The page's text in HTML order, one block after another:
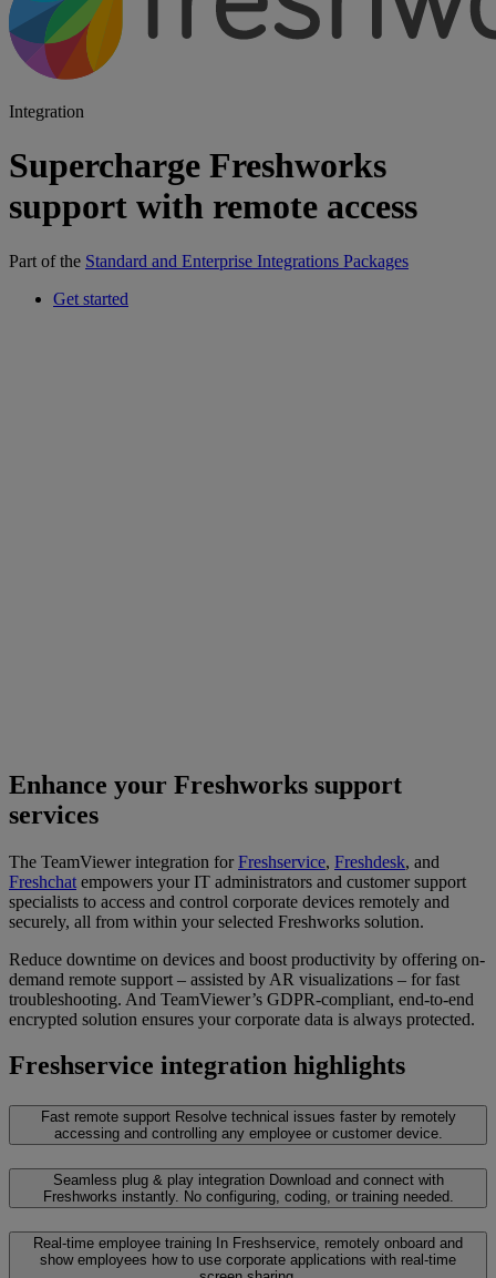
Integration
Supercharge Freshworks
support with remote access
Part of the Standard and Enterprise Integrations Packages
Get started
Enhance your Freshworks support
services
The TeamViewer integration forFreshservice, Freshdesk, and
Freshchat empowers your IT administrators and customer support
specialists to access and control corporate devices remotely and
securely, all from within your selected Freshworks solution.
Reduce downtime on devices and boost productivity by offering on-
demand remote support – assisted by AR visualizations – for fast
troubleshooting. And TeamViewer’s GDPR-compliant, end-to-end
encrypted solution ensures your corporate data is always protected.
Freshservice integration highlights
Fast remote support Resolve technical issues faster by remotely
accessing and controlling any employee or customer device.
Seamless plug & play integration Download and connect with
Freshworks instantly. No configuring, coding, or training needed.
Real-time employee training In Freshservice, remotely onboard and
show employees how to use corporate applications with real-time